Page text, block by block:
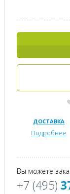
ДОСТАВКА
Подробнее
Вы можете
+7 (495)